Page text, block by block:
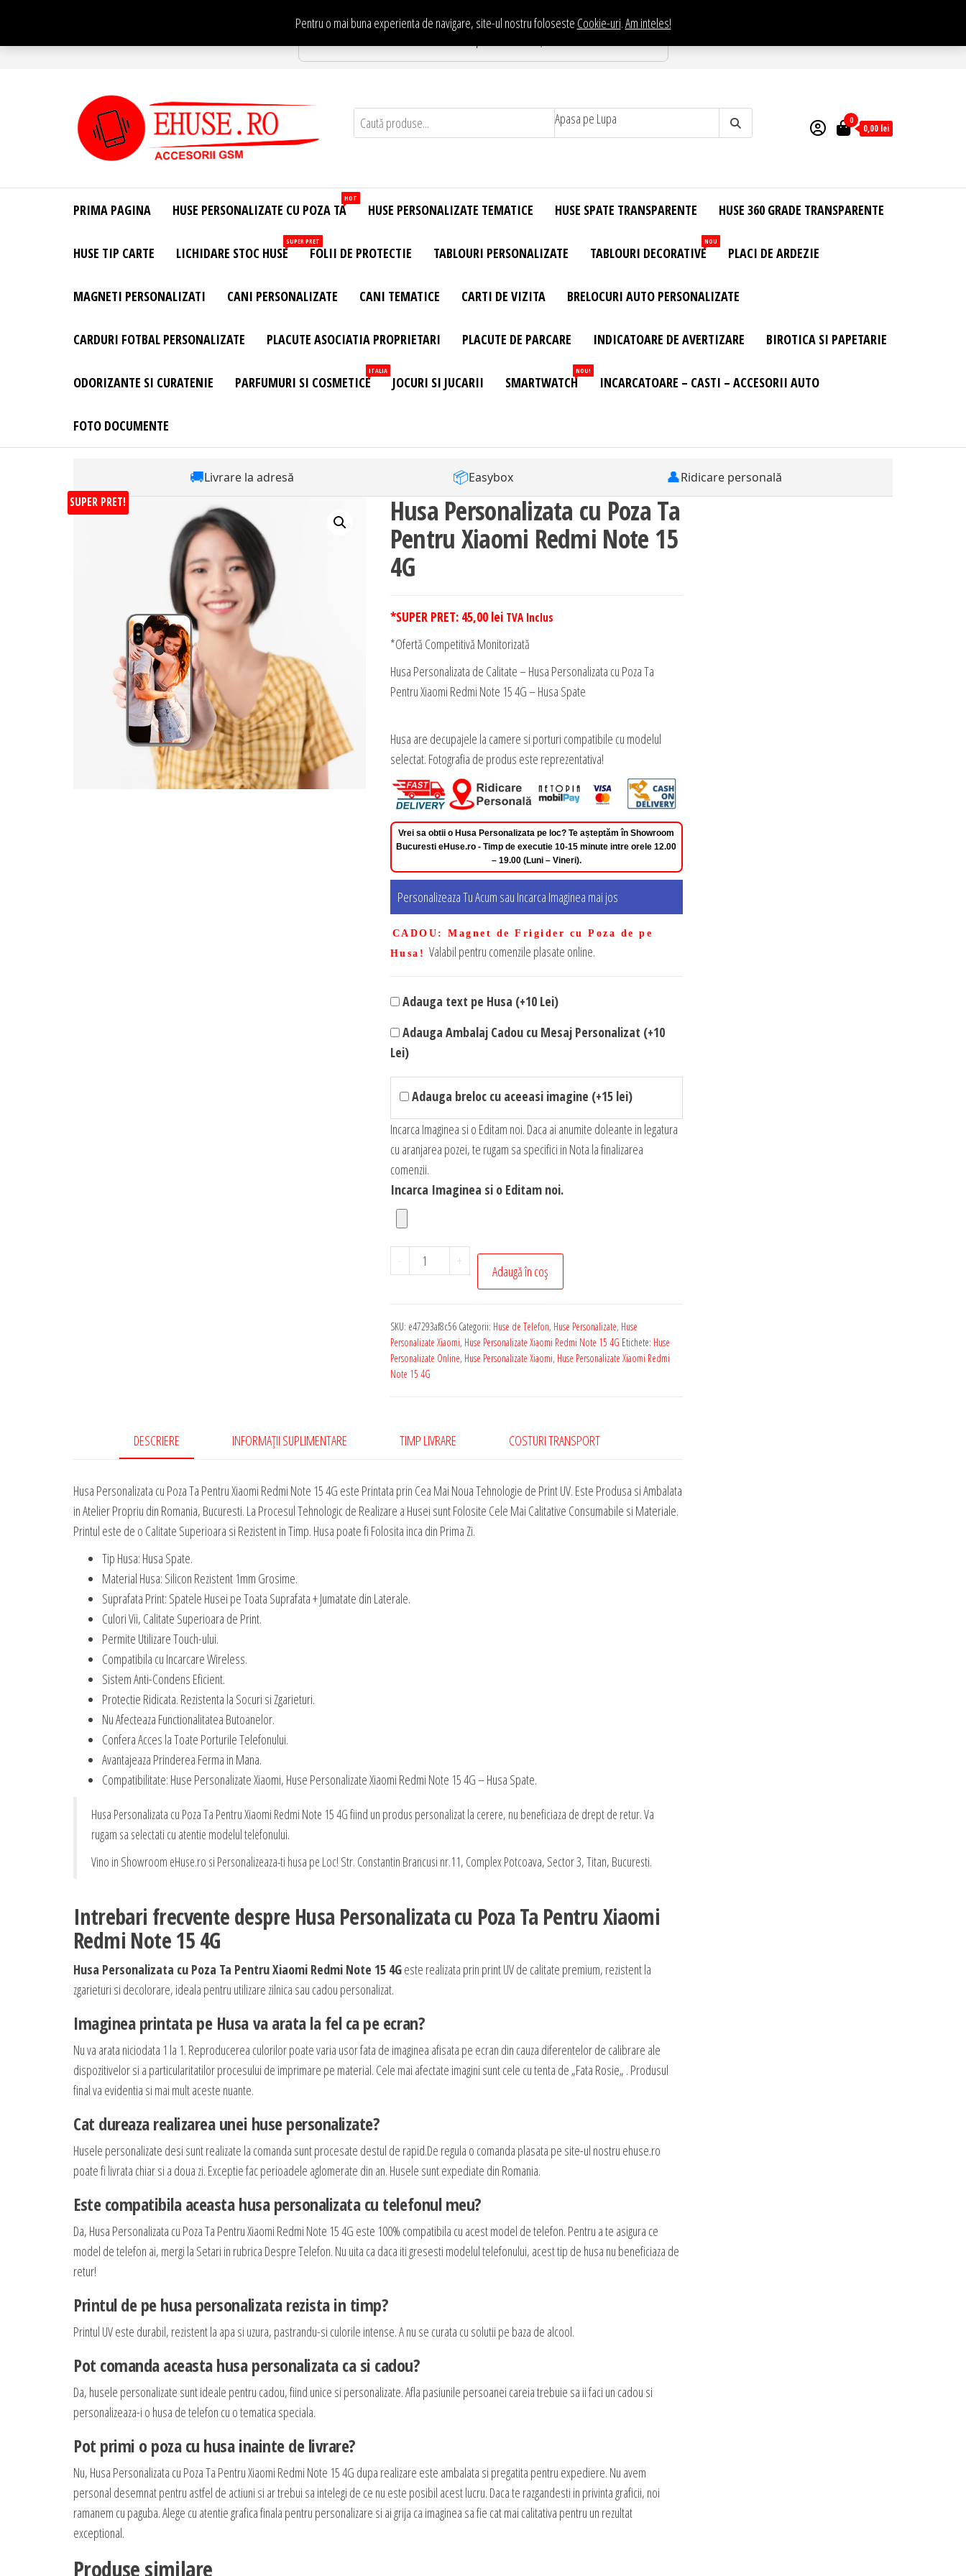
conținut
Pentru o mai buna experienta de navigare, site-ul nostru foloseste Cookie-uri.Am inteles!
Te asteptam in Showroom eHuse.ro
Site Oficial .
Huse
Personalizate
Huse
Personalizate
Telefon –
– Accesorii
Apasa pe Lupa 0
0,00 lei
PRIMA PAGINA HUSE PERSONALIZATE CU POZA TA
HOT
HUSE PERSONALIZATE TEMATICE HUSE SPATE TRANSPARENTE HUSE 360 GRADE TRANSPARENTE
HUSE TIP CARTE LICHIDARE STOC HUSE
SUPER PRET
FOLII DE PROTECTIE TABLOURI PERSONALIZATE TABLOURI DECORATIVE
NOU
PLACI DE ARDEZIE
MAGNETI PERSONALIZATI CANI PERSONALIZATE CANI TEMATICE CARTI DE VIZITA BRELOCURI AUTO PERSONALIZATE
CARDURI FOTBAL PERSONALIZATE PLACUTE ASOCIATIA PROPRIETARI PLACUTE DE PARCARE INDICATOARE DE AVERTIZARE BIROTICA SI PAPETARIE
ODORIZANTE SI CURATENIE PARFUMURI SI COSMETICE
ITALIA
JOCURI SI JUCARII SMARTWATCH
NOU!
INCARCATOARE – CASTI – ACCESORII AUTO
FOTO DOCUMENTE
🚚Livrare la adresă 📦Easybox 👤Ridicare personală
SUPER PRET! Husa Personalizata cu Poza Ta
Pentru Xiaomi Redmi Note 15
4G
*SUPER PRET: 45,00 lei TVA Inclus
*Ofertă Competitivă Monitorizată
Husa Personalizata de Calitate – Husa Personalizata cu Poza Ta
Pentru Xiaomi Redmi Note 15 4G – Husa Spate
Husa are decupajele la camere si porturi compatibile cu modelul
selectat. Fotografia de produs este reprezentativa!
Vrei sa obtii o Husa Personalizata pe loc? Te așteptăm în Showroom
Bucuresti eHuse.ro - Timp de executie 10-15 minute intre orele 12.00
– 19.00 (Luni – Vineri).
Personalizeaza Tu Acum sau Incarca Imaginea mai jos
CADOU : Magnet de Frigider cu Poza de pe
Husa! Valabil pentru comenzile plasate online.
Adauga text pe Husa (+10 Lei)
Adauga Ambalaj Cadou cu Mesaj Personalizat (+10
Lei)
Adauga breloc cu aceeasi imagine (+15 lei)
Incarca Imaginea si o Editam noi. Daca ai anumite doleante in legatura
cu aranjarea pozei, te rugam sa specifici in Nota la finalizarea
comenzii.
Incarca Imaginea si o Editam noi.
-
Cantitate
Husa
Poza
Ta
Pentru
Note
+
Adaugă în coș
SKU: e47293af8c56 Categorii: Huse de Telefon, Huse Personalizate, Huse
Personalizate Xiaomi, Huse Personalizate Xiaomi Redmi Note 15 4G Etichete: Huse
Personalizate Online, Huse Personalizate Xiaomi, Huse Personalizate Xiaomi Redmi
Note 15 4G
DESCRIERE INFORMAȚII SUPLIMENTARE TIMP LIVRARE COSTURI TRANSPORT
Husa Personalizata cu Poza Ta Pentru Xiaomi Redmi Note 15 4G este Printata prin Cea Mai Noua Tehnologie de Print UV. Este Produsa si Ambalata
in Atelier Propriu din Romania, Bucuresti. La Procesul Tehnologic de Realizare a Husei sunt Folosite Cele Mai Calitative Consumabile si Materiale.
Printul este de o Calitate Superioara si Rezistent in Timp. Husa poate fi Folosita inca din Prima Zi.
Tip Husa: Husa Spate.
Material Husa: Silicon Rezistent 1mm Grosime.
Suprafata Print: Spatele Husei pe Toata Suprafata + Jumatate din Laterale.
Culori Vii, Calitate Superioara de Print.
Permite Utilizare Touch-ului.
Compatibila cu Incarcare Wireless.
Sistem Anti-Condens Eficient.
Protectie Ridicata. Rezistenta la Socuri si Zgarieturi.
Nu Afecteaza Functionalitatea Butoanelor.
Confera Acces la Toate Porturile Telefonului.
Avantajeaza Prinderea Ferma in Mana.
Compatibilitate: Huse Personalizate Xiaomi, Huse Personalizate Xiaomi Redmi Note 15 4G – Husa Spate.
Husa Personalizata cu Poza Ta Pentru Xiaomi Redmi Note 15 4G fiind un produs personalizat la cerere, nu beneficiaza de drept de retur. Va
rugam sa selectati cu atentie modelul telefonului.
Vino in Showroom eHuse.ro si Personalizeaza-ti husa pe Loc! Str. Constantin Brancusi nr.11, Complex Potcoava, Sector 3, Titan, Bucuresti.
Intrebari frecvente despre Husa Personalizata cu Poza Ta Pentru Xiaomi
Redmi Note 15 4G
Husa Personalizata cu Poza Ta Pentru Xiaomi Redmi Note 15 4Geste realizata prin print UV de calitate premium, rezistent la
zgarieturi si decolorare, ideala pentru utilizare zilnica sau cadou personalizat.
Imaginea printata pe Husa va arata la fel ca pe ecran?
Nu va arata niciodata 1 la 1. Reproducerea culorilor poate varia usor fata de imaginea afisata pe ecran din cauza diferentelor de calibrare ale
dispozitivelor si a particularitatilor procesului de imprimare pe material. Cele mai afectate imagini sunt cele cu tenta de „Fata Rosie„ . Produsul
final va evidentia si mai mult aceste nuante.
Cat dureaza realizarea unei huse personalizate?
Husele personalizate desi sunt realizate la comanda sunt procesate destul de rapid.De regula o comanda plasata pe site-ul nostru ehuse.ro
poate fi livrata chiar si a doua zi. Exceptie fac perioadele aglomerate din an. Husele sunt expediate din Romania.
Este compatibila aceasta husa personalizata cu telefonul meu?
Da, Husa Personalizata cu Poza Ta Pentru Xiaomi Redmi Note 15 4G este 100% compatibila cu acest model de telefon. Pentru a te asigura ce
model de telefon ai, mergi la Setari in rubrica Despre Telefon. Nu uita ca daca iti gresesti modelul telefonului, acest tip de husa nu beneficiaza de
retur!
Printul de pe husa personalizata rezista in timp?
Printul UV este durabil, rezistent la apa si uzura, pastrandu-si culorile intense. A nu se curata cu solutii pe baza de alcool.
Pot comanda aceasta husa personalizata ca si cadou?
Da, husele personalizate sunt ideale pentru cadou, fiind unice si personalizate. Afla pasiunile persoanei careia trebuie sa ii faci un cadou si
personalizeaza-i o husa de telefon cu o tematica speciala.
Pot primi o poza cu husa inainte de livrare?
Nu, Husa Personalizata cu Poza Ta Pentru Xiaomi Redmi Note 15 4G dupa realizare este ambalata si pregatita pentru expediere. Nu avem
personal desemnat pentru astfel de actiuni si ar trebui sa intelegi de ce nu este posibil acest lucru. Daca te razgandesti in privinta graficii, noi
ramanem cu paguba. Alege cu atentie grafica finala pentru personalizare si ai grija ca imaginea sa fie cat mai calitativa pentru un rezultat
exceptional.
Produse similare